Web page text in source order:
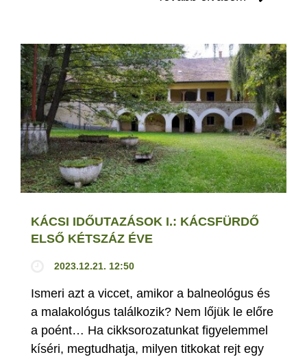
KÁCSI IDŐUTAZÁSOK I.: KÁCSFÜRDŐ
ELSŐ KÉTSZÁZ ÉVE
2023.12.21. 12:50
Ismeri azt a viccet, amikor a balneológus és
a malakológus találkozik? Nem lőjük le előre
a poént… Ha cikksorozatunkat figyelemmel
kíséri, megtudhatja, milyen titkokat rejt egy